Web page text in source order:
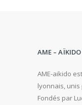
AME –
AME-aikido
lyonnais,
Fondés par